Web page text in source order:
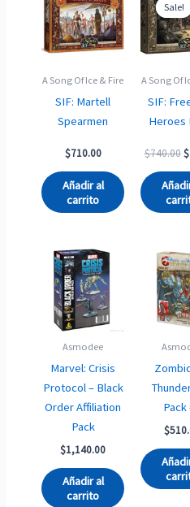
A Song Of Ice & Fire
SIF: Martell
Spearmen
$710.00
Añadir al
carrito
Sale!
Sale!
A Song Of
SIF:
Heroes
$740.00 $
Asmodee
Marvel: Crisis
Protocol – Black
Order Affiliation
Pack
$1,140.00
Añadir al
carrito
Pack
$